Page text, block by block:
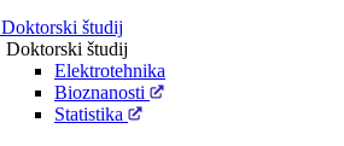
Doktorski študij
Doktorski študij
Elektrotehnika
Bioznanosti
Statistika